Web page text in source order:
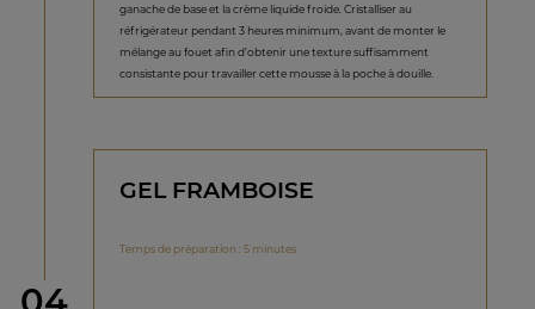
ganache de base et la crème liquide froide. Cristalliser au
réfrigérateur pendant 3 heures minimum, avant de monter le
mélange au fouet afin d’obtenir une texture suffisamment
consistante pour travailler cette mousse à la poche à douille.
étape
GEL FRAMBOISE
Temps de préparation : 5 minutes